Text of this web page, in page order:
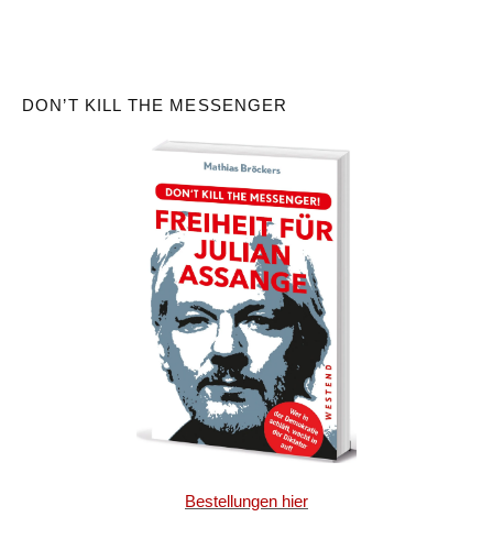
DON’T KILL THE MESSENGER
Bestellungen hier